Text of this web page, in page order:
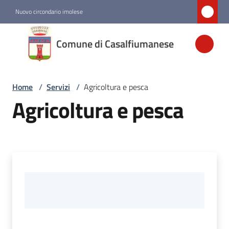
Nuovo circondario imolese
Comune di Casalfiumanese
Comune di
Casalfiumanese
Amministrazione
Novità
Home / Servizi / Agricoltura e pesca
Agricoltura e pesca